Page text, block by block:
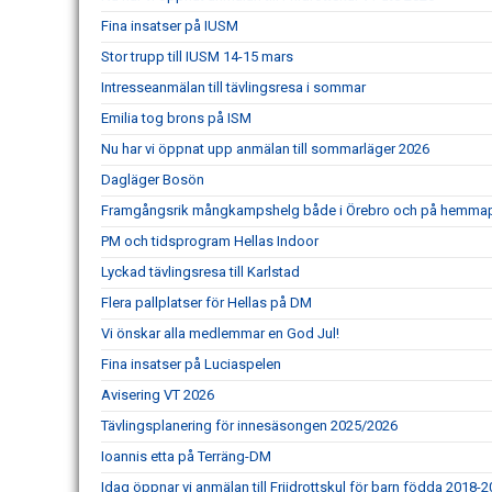
Fina insatser på IUSM
Stor trupp till IUSM 14-15 mars
Intresseanmälan till tävlingsresa i sommar
Emilia tog brons på ISM
Nu har vi öppnat upp anmälan till sommarläger 2026
Dagläger Bosön
Framgångsrik mångkampshelg både i Örebro och på
PM och tidsprogram Hellas Indoor
Lyckad tävlingsresa till Karlstad
Flera pallplatser för Hellas på DM
Vi önskar alla medlemmar en God Jul!
Fina insatser på Luciaspelen
Avisering VT 2026
Tävlingsplanering för innesäsongen 2025/2026
Ioannis etta på Terräng-DM
Idag öppnar vi anmälan till Friidrottskul för barn födda 2018-